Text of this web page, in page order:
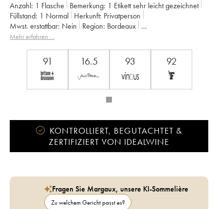
Anzahl: 1 Flasche Bemerkung: 1 Etikett sehr leicht gezeichnet
Füllstand: 1 Normal Herkunft:
privatperson
Mwst. erstattbar:
nein Region:
Bordeaux
Appellation: Saint-Julien
Mehr erfahren …
91 16.5 93 92
KONTROLLIERT, BEGUTACHTET &
ZERTIFIZIERT VON IDEALWINE
Fragen Sie Margaux, unsere KI-Sommelière
Zu welchem Gericht passt es?